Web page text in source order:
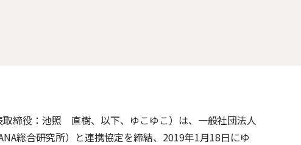
締役：池照 直樹、以下、ゆこゆこ）は、一般社団法人
総合研究所）と連携協定を締結、2019年1月18日にゆ